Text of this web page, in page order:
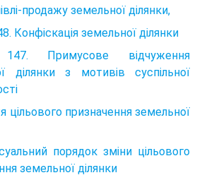
продажу земельної ділянки,
Конфіскація земельної ділянки
Примусове відчуження
ділянки з мотивів суспільної
цільового призначення земельної
порядок зміни цільового
земельної ділянки